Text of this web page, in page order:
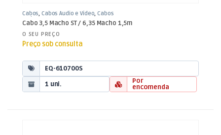
Cabos,Cabos Áudio e Vídeo,Cabos
Jack 3,5mm
Cabo 3,5 Macho ST / 6,35 Macho 1,5m
O SEU PREÇO
Preço sob consulta
EQ-610700S
1 uni.
Por
encomenda